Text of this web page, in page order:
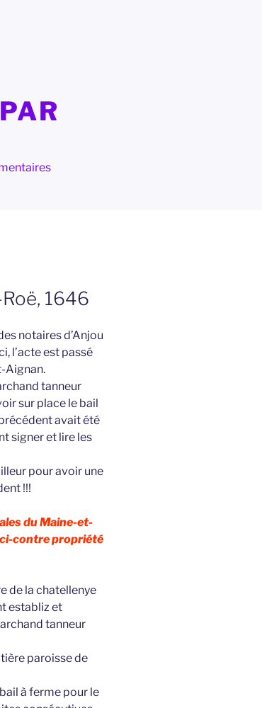
1646
notaires d’Anjou
l’acte est passé
Aignan.
tanneur
sur place le bail
avait été
signer et lire les
pour avoir une
!!!
du Maine-et-
contre propriété
de la chatellenye
establiz et
tanneur
paroisse de
à ferme pour le